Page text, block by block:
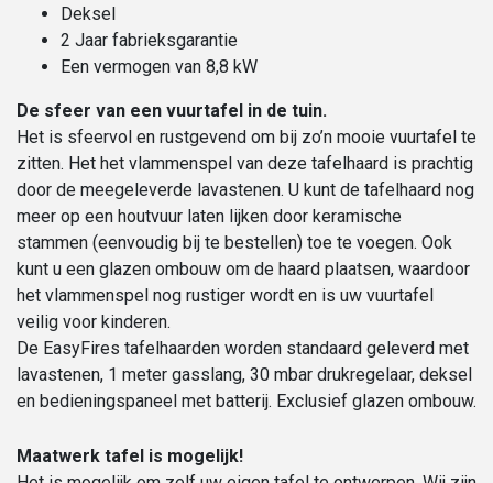
Deksel
2 Jaar fabrieksgarantie
Een vermogen van 8,8 kW
De sfeer van een vuurtafel in de tuin.
Het is sfeervol en rustgevend om bij zo’n mooie vuurtafel te
zitten. Het het vlammenspel van deze tafelhaard is prachtig
door de meegeleverde lavastenen. U kunt de tafelhaard nog
meer op een houtvuur laten lijken door keramische
stammen (eenvoudig bij te bestellen) toe te voegen. Ook
kunt u een glazen ombouw om de haard plaatsen, waardoor
het vlammenspel nog rustiger wordt en is uw vuurtafel
veilig voor kinderen.
De EasyFires tafelhaarden worden standaard geleverd met
lavastenen, 1 meter gasslang, 30 mbar drukregelaar, deksel
en bedieningspaneel met batterij. Exclusief glazen ombouw.
Maatwerk tafel is mogelijk!